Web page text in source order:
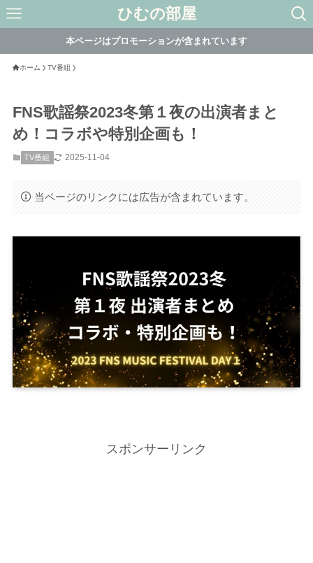
ひむの部屋
本ページはプロモーションが含まれています
ホーム TV番組
FNS歌謡祭2023冬第１夜の出演者まと
め！コラボや特別企画も！
TV番組 2025-11-04
当ページのリンクには広告が含まれています。
スポンサーリンク